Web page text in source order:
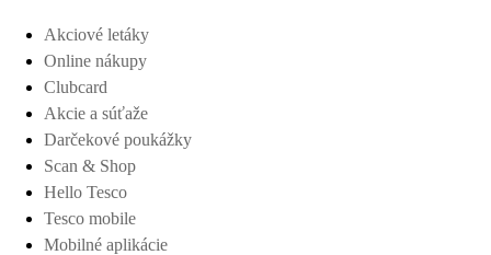
Akciové letáky
Online nákupy
Clubcard
Akcie a súťaže
Darčekové poukážky
Scan & Shop
Hello Tesco
Tesco mobile
Mobilné aplikácie